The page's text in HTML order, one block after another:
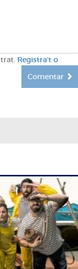
Registra't o
Comentar